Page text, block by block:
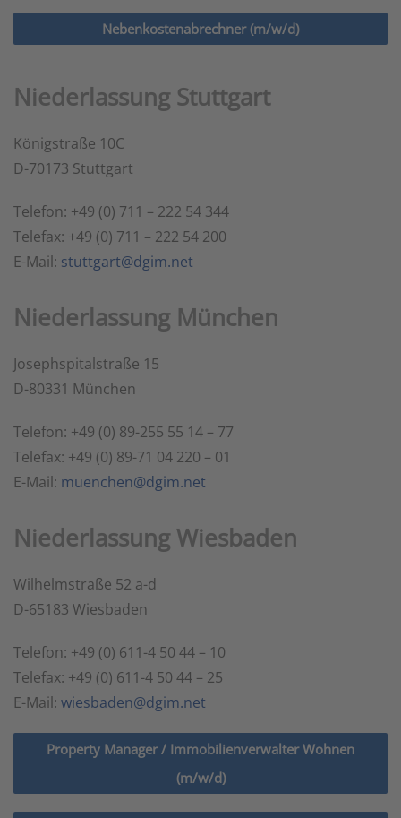
Nebenkostenabrechner (m/w/d)
Niederlassung Stuttgart
Königstraße 10C
D-70173 Stuttgart
Telefon: +49 (0) 711 – 222 54 344
Telefax: +49 (0) 711 – 222 54 200
E-Mail: stuttgart@dgim.net
Niederlassung München
Josephspitalstraße 15
D-80331 München
Telefon: +49 (0) 89-255 55 14 – 77
Telefax: +49 (0) 89-71 04 220 – 01
E-Mail: muenchen@dgim.net
Niederlassung Wiesbaden
Wilhelmstraße 52 a-d
D-65183 Wiesbaden
Telefon: +49 (0) 611-4 50 44 – 10
Telefax: +49 (0) 611-4 50 44 – 25
E-Mail: wiesbaden@dgim.net
Property Manager / Immobilienverwalter Wohnen
(m/w/d)